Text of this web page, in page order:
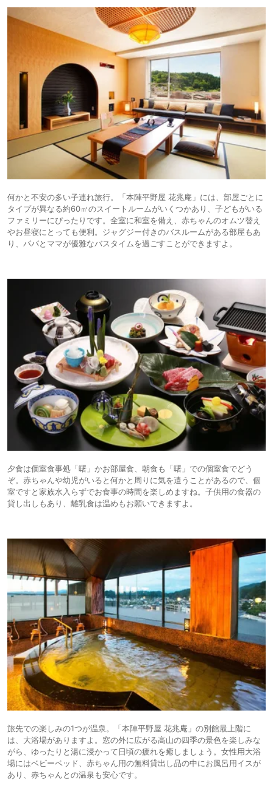
何かと不安の多い子連れ旅行。「本陣平野屋 花兆庵」には、部屋ごとに
タイプが異なる約60㎡のスイートルームがいくつかあり、子どもがいる
ファミリーにぴったりです。全室に和室を備え、赤ちゃんのオムツ替え
やお昼寝にとっても便利。ジャグジー付きのバスルームがある部屋もあ
り、パパとママが優雅なバスタイムを過ごすことができますよ。
夕食は個室食事処「曙」かお部屋食、朝食も「曙」での個室食でどう
ぞ。赤ちゃんや幼児がいると何かと周りに気を遣うことがあるので、個
室ですと家族水入らずでお食事の時間を楽しめますね。子供用の食器の
貸し出しもあり、離乳食は温めもお願いできますよ。
旅先での楽しみの1つが温泉。「本陣平野屋 花兆庵」の別館最上階に
は、大浴場がありますよ。窓の外に広がる高山の四季の景色を楽しみな
がら、ゆったりと湯に浸かって日頃の疲れを癒しましょう。女性用大浴
場にはベビーベッド、赤ちゃん用の無料貸出し品の中にお風呂用イスが
あり、赤ちゃんとの温泉も安心です。